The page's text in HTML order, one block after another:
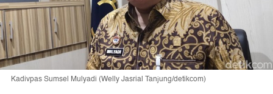
Kadivpas Sumsel Mulyadi (Welly Jasrial Tanjung/detikcom)